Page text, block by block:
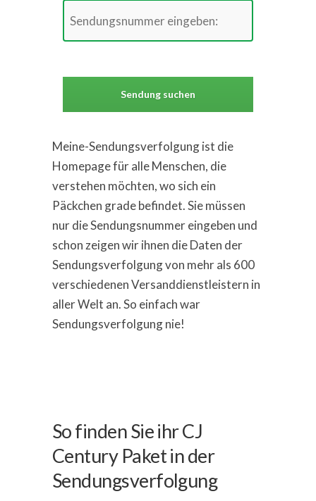
Meine-Sendungsverfolgung ist die
Homepage für alle Menschen, die
verstehen möchten, wo sich ein
Päckchen grade befindet. Sie müssen
nur die Sendungsnummer eingeben und
schon zeigen wir ihnen die Daten der
Sendungsverfolgung von mehr als 600
verschiedenen Versanddienstleistern in
aller Welt an. So einfach war
Sendungsverfolgung nie!
So finden Sie ihr CJ
Century Paket in der
Sendungsverfolgung